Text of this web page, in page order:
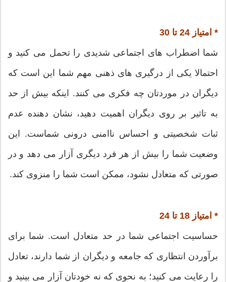
* امتیاز 24 تا 30
شما اضطراب های اجتماعی شدیدی را تحمل می کنید و
احتمالا یکی از درگیری های ذهنی مهم شما این است که
دیگران در موردتان چه فکری می کنند. اینکه بیش از حد
به تاثیر بر روی دیگران اهمیت دهید، نشان دهنده عدم
ثبات شخصیتی و احساس ناامنی درونی شماست. این
وضعیت شما را بیش از هر فرد دیگری آزار می دهد و در
صورتی که متعادل نشود، ممکن است شما را منزوی کند.
* امتیاز 18 تا 24
حساسیت اجتماعی شما در حد متعادل است. شما برای
برآوردن انتظاری که جامعه و دیگران از شما دارند، تعادل
را رعایت می کنید؛ به نحوی که نه خودتان آزار می بینید و